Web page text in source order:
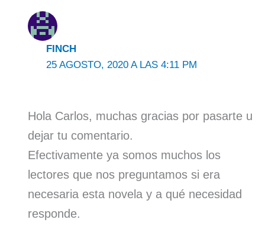
FINCH
25 AGOSTO, 2020 A LAS 4:11 PM
Hola Carlos, muchas gracias por pasarte u
dejar tu comentario.
Efectivamente ya somos muchos los
lectores que nos preguntamos si era
necesaria esta novela y a qué necesidad
responde.